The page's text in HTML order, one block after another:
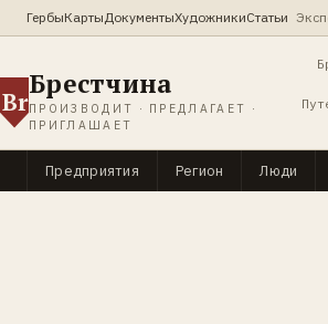
ГербыКартыДокументыХудожникиСтатьи
Br
Брестчина
ПРОИЗВОДИТ · ПРЕДЛАГАЕТ ·
ПРИГЛАШАЕТ
Предприятия Регион Люди